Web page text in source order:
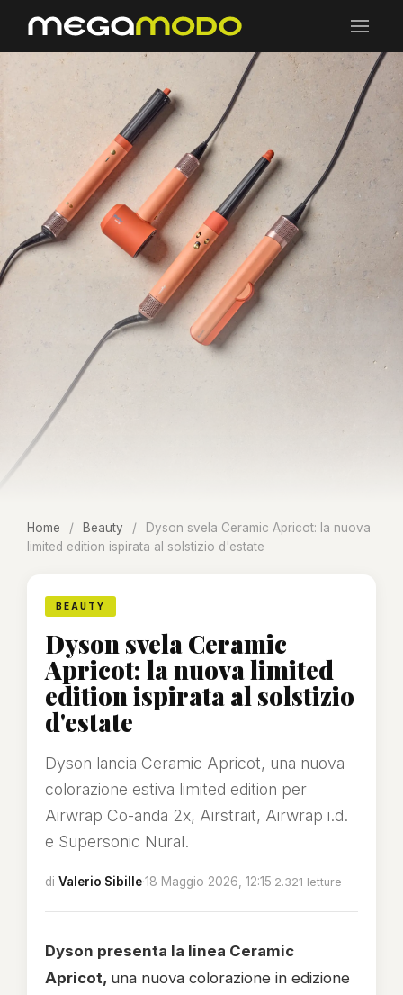
Home / Beauty /
Dyson svela Ceramic Apricot: la nuova
limited edition ispirata al solstizio d'estate
BEAUTY
Dyson svela Ceramic
Apricot: la nuova limited
edition ispirata al solstizio
d'estate
Dyson lancia Ceramic Apricot, una nuova
colorazione estiva limited edition per
Airwrap Co-anda 2x, Airstrait, Airwrap i.d.
e Supersonic Nural.
di Valerio Sibille·18 Maggio 2026, 12:15·2.321 letture
Dyson presenta la linea Ceramic
Apricot, una nuova colorazione in edizione